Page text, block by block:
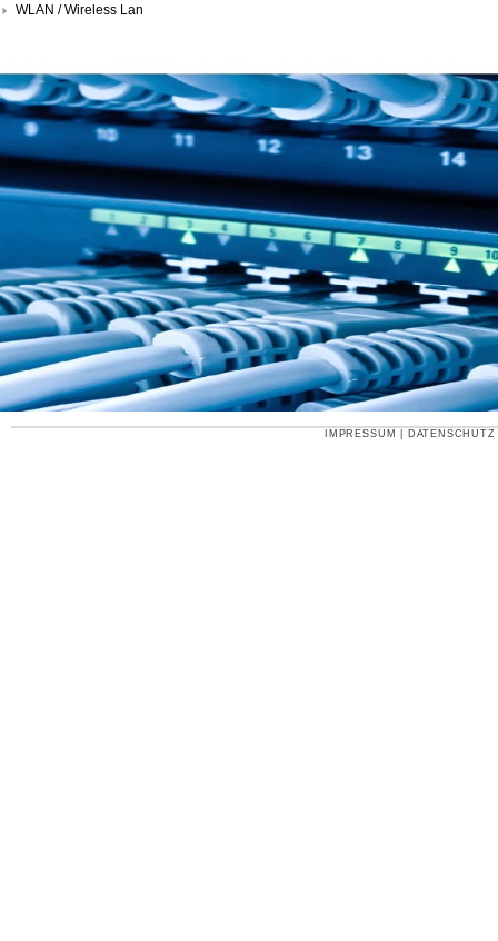
WLAN / Wireless Lan
IMPRESSUM DATENSCHUTZ